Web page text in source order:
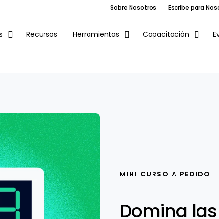
Sobre Nosotros Escribe para
Recursos Herramientas Capacitación
MINI CURSO A PEDIDO
Domina